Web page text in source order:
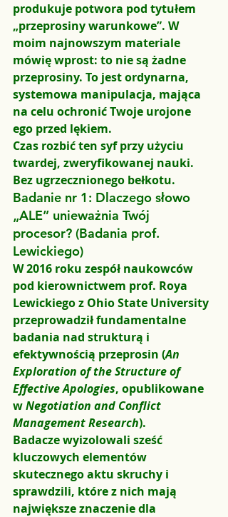
produkuje potwora pod tytułem
„przeprosiny warunkowe”. W
moim najnowszym materiale
mówię wprost: to nie są żadne
przeprosiny. To jest ordynarna,
systemowa manipulacja, mająca
na celu ochronić Twoje urojone
ego przed lękiem.
Czas rozbić ten syf przy użyciu
twardej, zweryfikowanej nauki.
Bez ugrzecznionego bełkotu.
Badanie nr 1: Dlaczego słowo
„ALE” unieważnia Twój
procesor? (Badania prof.
Lewickiego)
W 2016 roku zespół naukowców
pod kierownictwem prof. Roya
Lewickiego z Ohio State University
przeprowadził fundamentalne
badania nad strukturą i
efektywnością przeprosin (An
Exploration of the Structure of
Effective Apologies, opublikowane
w Negotiation and Conflict
Management Research).
Badacze wyizolowali sześć
kluczowych elementów
skutecznego aktu skruchy i
sprawdzili, które z nich mają
największe znaczenie dla